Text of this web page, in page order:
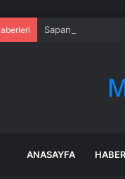
Sapanca SGM’de
ANASAYFA HABER